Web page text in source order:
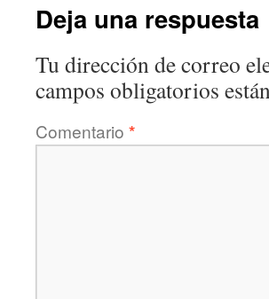
Deja una respuesta
Tu dirección de correo
campos obligatorios
Comentario *